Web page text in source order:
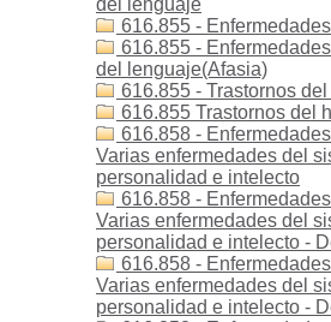
del lenguaje
616.855 -
616.855 -
del lenguaje(Afasia)
616.855 - Trastornos
616.855 Trastornos del
616.858 -
Varias enfermedades del
personalidad e intelecto
616.858 -
Varias enfermedades del
personalidad e intelecto -
616.858 -
Varias enfermedades del
personalidad e intelecto -